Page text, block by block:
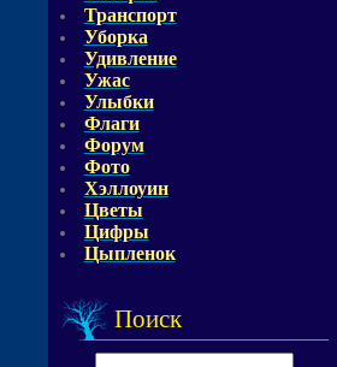
Транспорт
Уборка
Удивление
Ужас
Улыбки
Флаги
Форум
Фото
Хэллоуин
Цветы
Цифры
Цыпленок
Поиск